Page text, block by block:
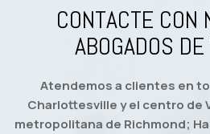
CONTACTE CON
ABOGADOS
Atendemos a clientes en
Charlottesville y el centro de
metropolitana de Richmond;